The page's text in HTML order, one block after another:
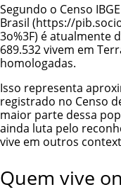
Segundo o Censo
Brasil
é atualmente
689.532 vivem em
homologadas.
Isso representa
registrado no Censo
maior parte dessa
ainda luta pelo
vive em outros
Quem vive